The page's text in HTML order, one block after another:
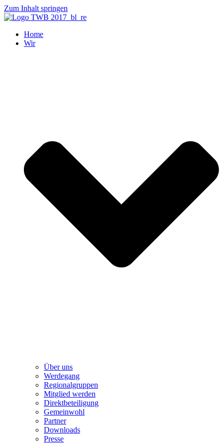
Zum Inhalt springen
Home
Wir
Über uns
Werdegang
Regionalgruppen
Mitglied werden
Direktbeteiligung
Gemeinwohl
Partner
Downloads
Presse